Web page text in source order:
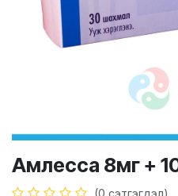
Амлесса 8мг +
(0 сэтгэгдэл)